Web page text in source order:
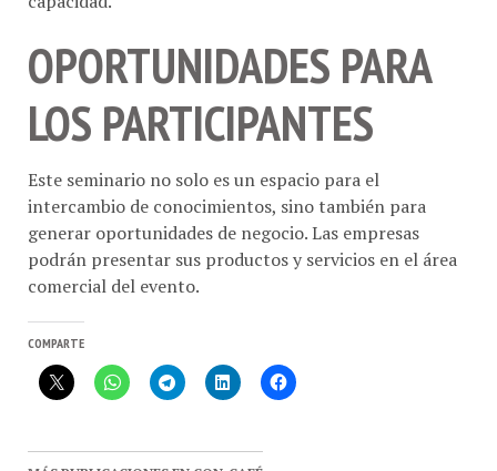
OPORTUNIDADES PARA
LOS PARTICIPANTES
intercambio de conocimientos, sino también para
generar oportunidades de negocio. Las empresas
podrán presentar sus productos y servicios en el área
comercial del evento.
COMPARTE
MÁS PUBLICACIONES EN CON-CAFÉ